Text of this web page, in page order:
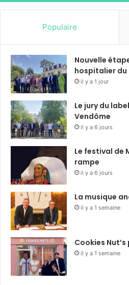
Populaire
Nouvelle
hospitalier du
il y a 1 jour
Le jury du
Vendôme
il y a 6 jours
Le festival
rampe
il y a 6 jours
La musique
il y a 1 semaine
Cookies
il y a 1 semaine